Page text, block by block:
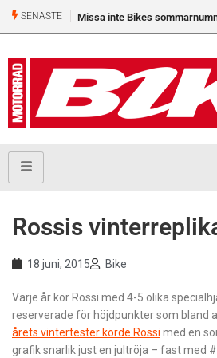
SENASTE Missa inte Bikes
Rossis
18 juni, 2015 Bike
Varje år kör Rossi med 4-5 olika
reserverade för höjdpunkter som bland
årets vintertester körde Rossi med en
grafik snarlik just en jultröja – fast med